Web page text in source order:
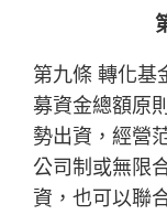
第九條 轉化基
募資金總額原
勢出資，經營
公司制或無限
資，也可以聯